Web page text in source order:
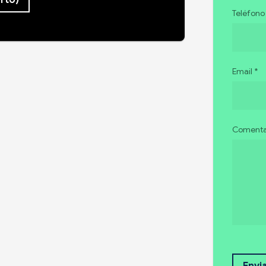
Email *